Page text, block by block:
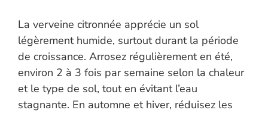
La verveine citronnée apprécie un sol
légèrement humide, surtout durant la période
de croissance. Arrosez régulièrement en été,
environ 2 à 3 fois par semaine selon la chaleur
et le type de sol, tout en évitant l’eau
stagnante. En automne et hiver, réduisez les